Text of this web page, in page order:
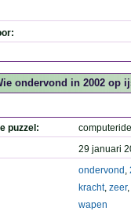
ondervond in 2002 op
puzzel:
29 januari
ondervond ,
kracht, zeer,
wapen